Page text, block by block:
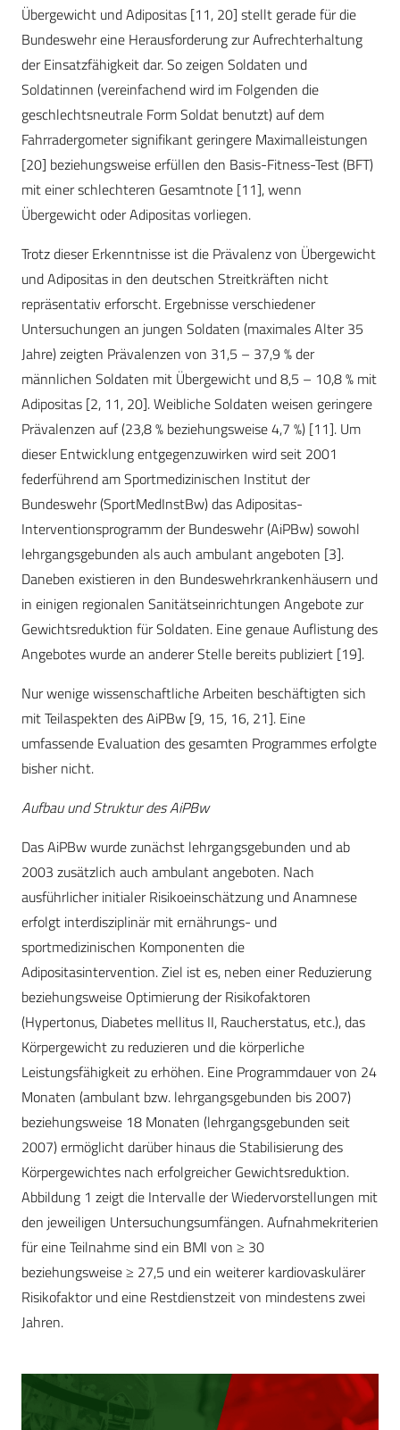
Übergewicht und Adipositas [11, 20] stellt gerade für die
Bundeswehr eine Herausforderung zur Aufrechterhaltung
der Einsatzfähigkeit dar. So zeigen Soldaten und
Soldatinnen (vereinfachend wird im Folgenden die
geschlechtsneutrale Form Soldat benutzt) auf dem
Fahrradergometer signifikant geringere Maximalleistungen
[20] beziehungsweise erfüllen den Basis-Fitness-Test (BFT)
mit einer schlechteren Gesamtnote [11], wenn
Übergewicht oder Adipositas vorliegen.
Trotz dieser Erkenntnisse ist die Prävalenz von Übergewicht
und Adipositas in den deutschen Streitkräften nicht
repräsentativ erforscht. Ergebnisse verschiedener
Untersuchungen an jungen Soldaten (maximales Alter 35
Jahre) zeigten Prävalenzen von 31,5 – 37,9 % der
männlichen Soldaten mit Übergewicht und 8,5 – 10,8 % mit
Adipositas [2, 11, 20]. Weibliche Soldaten weisen geringere
Prävalenzen auf (23,8 % beziehungsweise 4,7 %) [11]. Um
dieser Entwicklung entgegenzuwirken wird seit 2001
federführend am Sportmedizinischen Institut der
Bundeswehr (SportMedInstBw) das Adipositas-
Interventionsprogramm der Bundeswehr (AiPBw) sowohl
lehrgangsgebunden als auch ambulant angeboten [3].
Daneben existieren in den Bundeswehrkrankenhäusern und
in einigen regionalen Sanitätseinrichtungen Angebote zur
Gewichtsreduktion für Soldaten. Eine genaue Auflistung des
Angebotes wurde an anderer Stelle bereits publiziert [19].
Nur wenige wissenschaftliche Arbeiten beschäftigten sich
mit Teilaspekten des AiPBw [9, 15, 16, 21]. Eine
umfassende Evaluation des gesamten Programmes erfolgte
bisher nicht.
Aufbau und Struktur des AiPBw
Das AiPBw wurde zunächst lehrgangsgebunden und ab
2003 zusätzlich auch ambulant angeboten. Nach
ausführlicher initialer Risikoeinschätzung und Anamnese
erfolgt interdisziplinär mit ernährungs- und
sportmedizinischen Komponenten die
Adipositasintervention. Ziel ist es, neben einer Reduzierung
beziehungsweise Optimierung der Risikofaktoren
(Hypertonus, Diabetes mellitus II, Raucherstatus, etc.), das
Körpergewicht zu reduzieren und die körperliche
Leistungsfähigkeit zu erhöhen. Eine Programmdauer von 24
Monaten (ambulant bzw. lehrgangsgebunden bis 2007)
beziehungsweise 18 Monaten (lehrgangsgebunden seit
2007) ermöglicht darüber hinaus die Stabilisierung des
Körpergewichtes nach erfolgreicher Gewichtsreduktion.
Abbildung 1 zeigt die Intervalle der Wiedervorstellungen mit
den jeweiligen Untersuchungsumfängen. Aufnahmekriterien
für eine Teilnahme sind ein BMI von ≥ 30
beziehungsweise ≥ 27,5 und ein weiterer kardiovaskulärer
Risikofaktor und eine Restdienstzeit von mindestens zwei
Jahren.